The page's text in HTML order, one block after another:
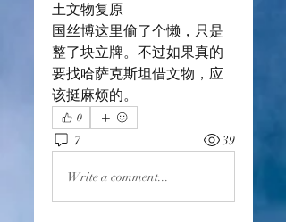
土文物复原
国丝博这里偷了个懒，只是
整了块立牌。不过如果真的
要找哈萨克斯坦借文物，应
该挺麻烦的。
0
7 39
Write a comment...